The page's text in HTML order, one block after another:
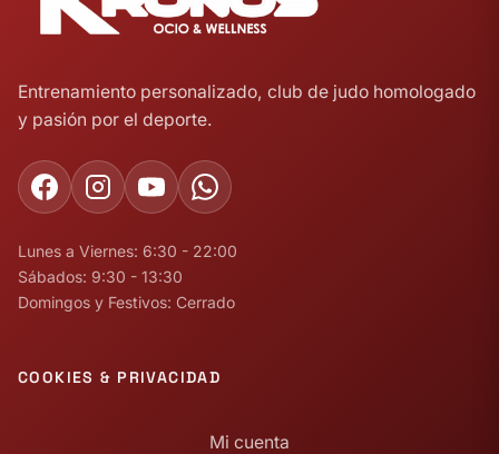
Entrenamiento personalizado, club de judo homologado
y pasión por el deporte.
Lunes a Viernes: 6:30 - 22:00
Sábados: 9:30 - 13:30
Domingos y Festivos: Cerrado
COOKIES & PRIVACIDAD
Mi cuenta